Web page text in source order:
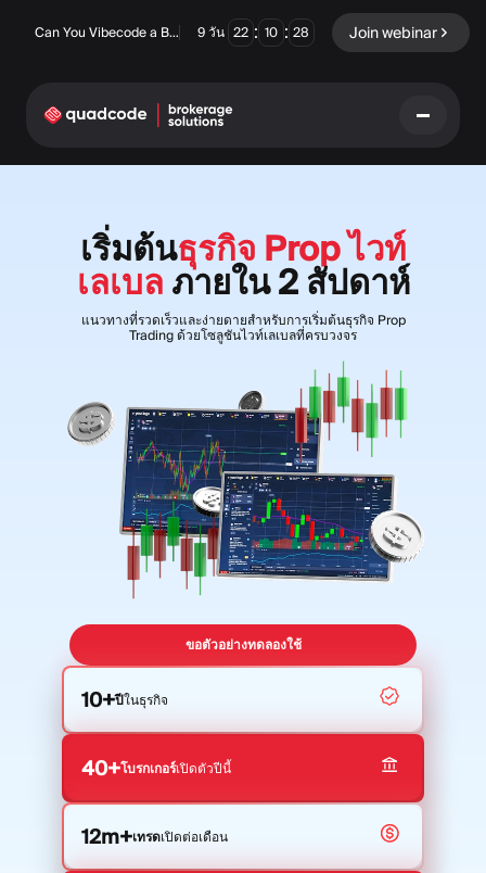
Can You Vibecode a Brokerage Platform? 9 วัน 22 : 10 : 28 Join webinar
เริ่มต้นธุรกิจ Prop ไวท์
เลเบล ภายใน 2 สัปดาห์
แนวทางที่รวดเร็วและง่ายดายสำหรับการเริ่มต้นธุรกิจ Prop
Trading ด้วยโซลูชันไวท์เลเบลที่ครบวงจร
ขอตัวอย่างทดลองใช้
10+ปีในธุรกิจ
40+โบรกเกอร์เปิดตัวปีนี้
12m+เทรดเปิดต่อเดือน
ภาษาไทย
โซลูชันครบวงจร
Prop firm
ตัวเลือกไบนารี
ตลาดหลักทรัพย์และการ
ชำระบัญชี
แพลตฟอร์มเทรด แบ็กออฟฟิศ
ทรัพยากร
คู่มือการตลาด
วิดีโอสอนเทรด
เครื่องคำนวณกำไร
แผนธุรกิจ
เพิ่มเติม
เกี่ยวกับเรา
ตัวเลข